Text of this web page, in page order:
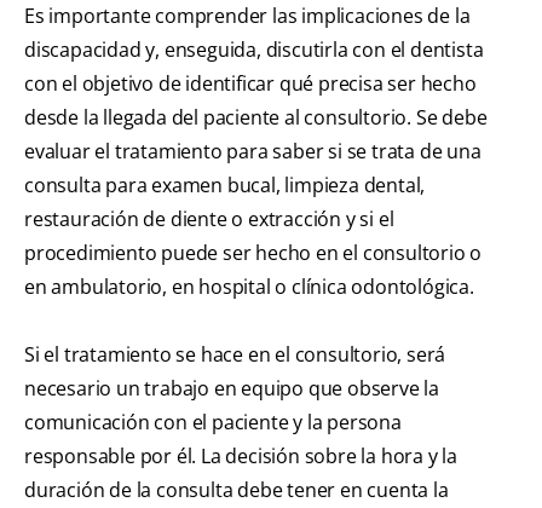
Es importante comprender las implicaciones de la
discapacidad y, enseguida, discutirla con el dentista
con el objetivo de identificar qué precisa ser hecho
desde la llegada del paciente al consultorio. Se debe
evaluar el tratamiento para saber si se trata de una
consulta para examen bucal, limpieza dental,
restauración de diente o extracción y si el
procedimiento puede ser hecho en el consultorio o
en ambulatorio, en hospital o clínica odontológica.
Si el tratamiento se hace en el consultorio, será
necesario un trabajo en equipo que observe la
comunicación con el paciente y la persona
responsable por él. La decisión sobre la hora y la
duración de la consulta debe tener en cuenta la